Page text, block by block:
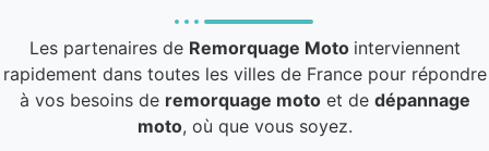
Les partenaires de Remorquage Moto interviennent
rapidement dans toutes les villes de France pour répondre
à vos besoins de remorquage motoet de dépannage
moto, où que vous soyez.